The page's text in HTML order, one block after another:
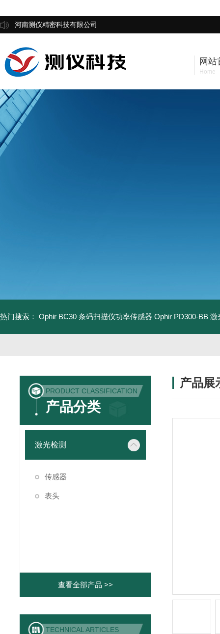
河南测仪精密科技有限公司
网站
Home
热门搜索： Ophir BC30 条码扫描仪功率传感器 Ophir PD300-BB
PRODUCT CLASSIFICATION
产品分类
激光检测
传感器
表头
查看全部产品 >>
TECHNICAL ARTICLES
产品展